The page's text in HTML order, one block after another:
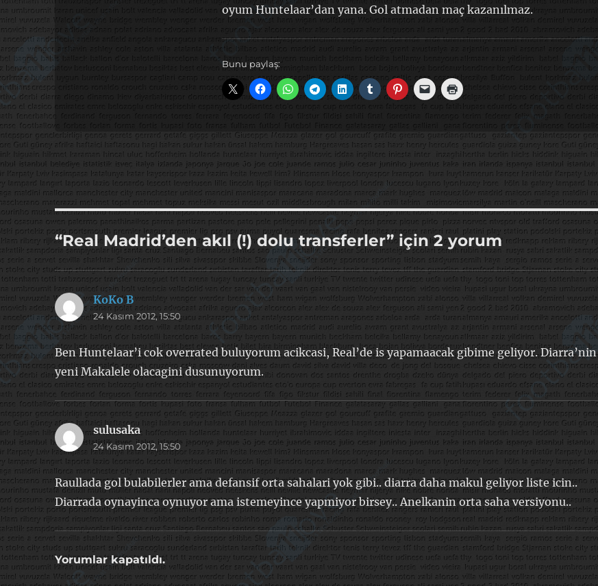
oyum Huntelaar’dan yana. Gol atmadan maç kazanılmaz.
Bunu paylaş:
“Real Madrid’den akıl (!) dolu transferler” için 2 yorum
KoKo B dedi
ki:
24 Kasım 2012, 15:50
Ben Huntelaar’i cok overrated buluyorum acikcasi, Real’de is yapamaacak gibime geliyor. Diarra’nin
yeni Makalele olacagini dusunuyorum.
sulusakadedi
ki:
24 Kasım 2012, 15:50
Raullada gol bulabilerler ama defansif orta sahalari yok gibi.. diarra daha makul geliyor liste icin..
Diarrada oynayinca oynuyor ama istemeyince yapmiyor birsey.. Anelkanin orta saha versiyonu..
Yorumlar kapatıldı.